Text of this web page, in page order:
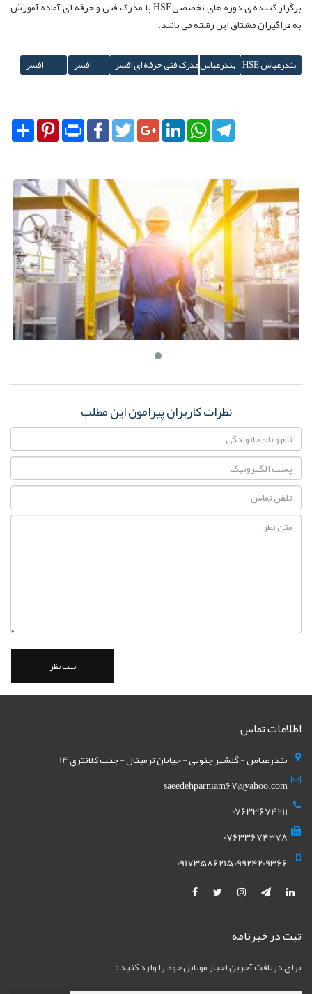
برگزار کننده ی دوره های تخصصیHSE با مدرک فنی و حرفه ای آماده آموزش
به فراگیران مشتاق این رشته می باشد.
افسر HSEبندرعباس مدرک فنی حرفه ای افسر HSE بندرعباس
Share PinterestPrint FacebookTwitterGoogle+LinkedInWhatsApp
نظرات کاربران پیرامون این مطلب
اطلاعات تماس
بندرعباس - گلشهر جنوبي - خيابان ترمينال - جنب کلانتري 14
saeedehparniam67@yahoo.com
07633674211
07633674378
09173586215,09924209366
ثبت در خبرنامه
برای دریافت آخرین اخبار موبایل خود را وارد کنید :